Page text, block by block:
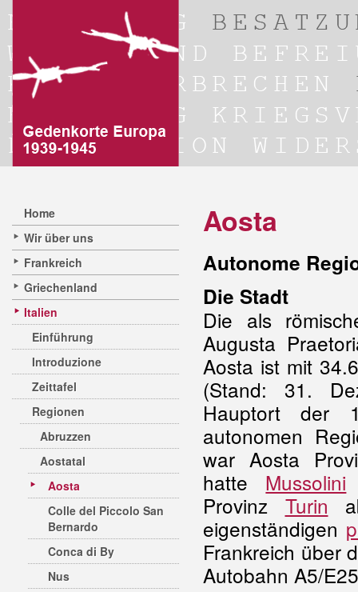
Home
Wir über uns
Frankreich
Griechenland
Italien
Einführung
Introduzione
Zeittafel
Regionen
Abruzzen
Aostatal
Aosta
Colle del Piccolo San
Bernardo
Conca di By
Nus
Aosta
Autonome
Die Stadt
Die als
Augusta
Aosta ist mit
(Stand: 31.
Hauptort der
autonomen
war Aosta
hatte Mussolini
Provinz Turin
eigenständigen
Frankreich über
Autobahn A5/